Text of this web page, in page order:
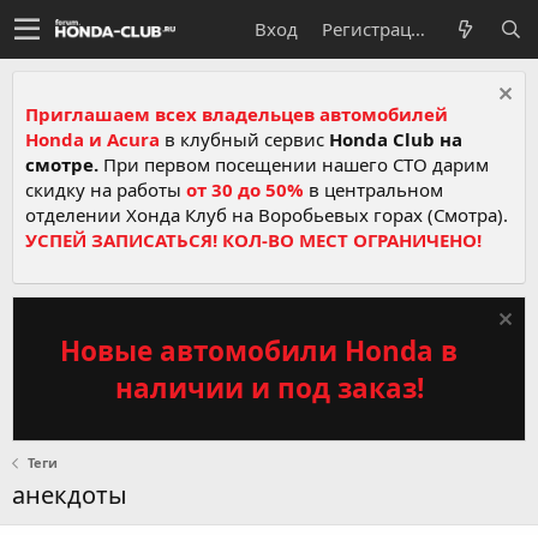
Вход Регистрация
Приглашаем всех владельцев автомобилей
Honda и Acura в клубный сервис Honda Club на
смотре. При первом посещении нашего СТО дарим
скидку на работы от 30 до 50% в центральном
отделении Хонда Клуб на Воробьевых горах (Смотра).
УСПЕЙ ЗАПИСАТЬСЯ! КОЛ-ВО МЕСТ ОГРАНИЧЕНО!
Новые автомобили Honda в
наличии и под заказ!
Теги
анекдоты